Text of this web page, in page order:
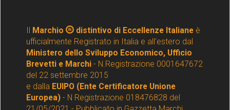
Il Marchio distintivo di Eccellenze Italianeè
ufficialmente Registrato in Italia e all'estero dal
Ministero dello Sviluppo Economico, Ufficio
Brevetti e Marchi - N.Registrazione 0001647672
del 22 settembre 2015
e dalla EUIPO (Ente Certificatore Unione
Europea) - N Registrazione 018476828 del